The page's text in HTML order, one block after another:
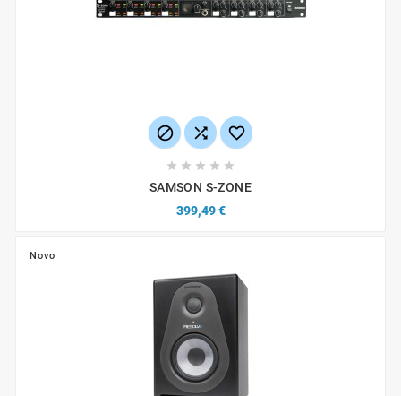
  
    
SAMSON S-ZONE
399,49 €
Novo